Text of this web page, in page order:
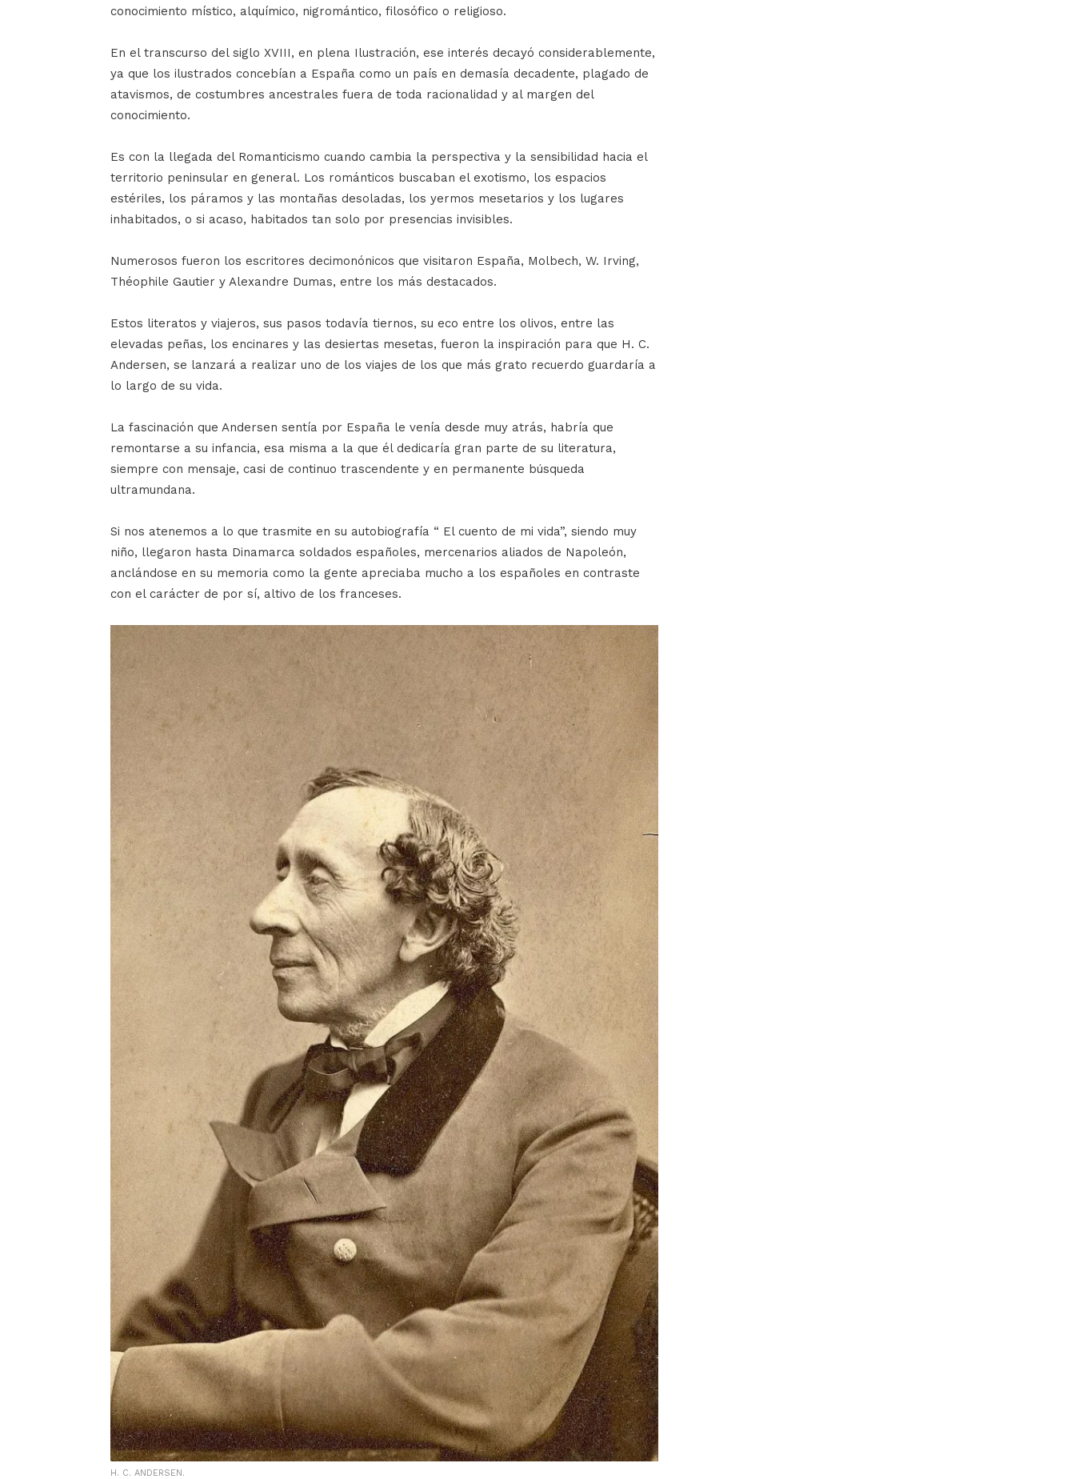
conocimiento místico, alquímico, nigromántico, filosófico o religioso.
En el transcurso del siglo XVIII, en plena Ilustración, ese interés decayó considerablemente,
ya que los ilustrados concebían a España como un país en demasía decadente, plagado de
atavismos, de costumbres ancestrales fuera de toda racionalidad y al margen del
conocimiento.
Es con la llegada del Romanticismo cuando cambia la perspectiva y la sensibilidad hacia el
territorio peninsular en general. Los románticos buscaban el exotismo, los espacios
estériles, los páramos y las montañas desoladas, los yermos mesetarios y los lugares
inhabitados, o si acaso, habitados tan solo por presencias invisibles.
Numerosos fueron los escritores decimonónicos que visitaron España, Molbech, W. Irving,
Théophile Gautier y Alexandre Dumas, entre los más destacados.
Estos literatos y viajeros, sus pasos todavía tiernos, su eco entre los olivos, entre las
elevadas peñas, los encinares y las desiertas mesetas, fueron la inspiración para que H. C.
Andersen, se lanzará a realizar uno de los viajes de los que más grato recuerdo guardaría a
lo largo de su vida.
La fascinación que Andersen sentía por España le venía desde muy atrás, habría que
remontarse a su infancia, esa misma a la que él dedicaría gran parte de su literatura,
siempre con mensaje, casi de continuo trascendente y en permanente búsqueda
ultramundana.
Si nos atenemos a lo que trasmite en su autobiografía “ El cuento de mi vida”, siendo muy
niño, llegaron hasta Dinamarca soldados españoles, mercenarios aliados de Napoleón,
anclándose en su memoria como la gente apreciaba mucho a los españoles en contraste
con el carácter de por sí, altivo de los franceses.
H. C. ANDERSEN.